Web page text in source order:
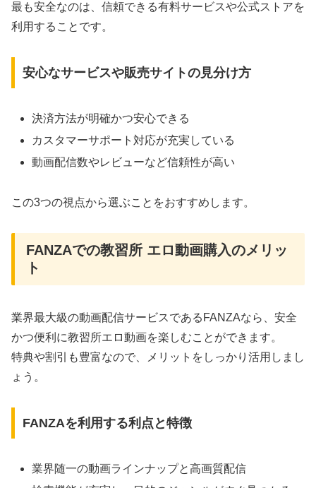
最も安全なのは、信頼できる有料サービスや公式ストアを
利用することです。
安心なサービスや販売サイトの見分け方
決済方法が明確かつ安心できる
カスタマーサポート対応が充実している
動画配信数やレビューなど信頼性が高い
この3つの視点から選ぶことをおすすめします。
FANZAでの教習所 エロ動画購入のメリッ
ト
業界最大級の動画配信サービスであるFANZAなら、安全
かつ便利に教習所エロ動画を楽しむことができます。
特典や割引も豊富なので、メリットをしっかり活用しまし
ょう。
FANZAを利用する利点と特徴
業界随一の動画ラインナップと高画質配信